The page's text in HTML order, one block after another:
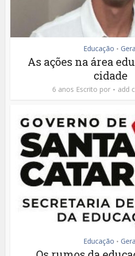
Educação •
As ações na área
cidade
6 anos Escrito por add
Educação •